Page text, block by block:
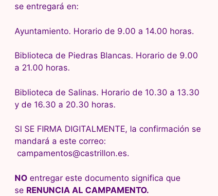
se entregará en:
Ayuntamiento. Horario de 9.00 a 14.00 horas.
Biblioteca de Piedras Blancas. Horario de 9.00
a 21.00 horas.
Biblioteca de Salinas. Horario de 10.30 a 13.30
y de 16.30 a 20.30 horas.
SI SE FIRMA DIGITALMENTE, la confirmación se
mandará a este correo:
campamentos@castrillon.es.
NO entregar este documento significa que
se RENUNCIA AL CAMPAMENTO.